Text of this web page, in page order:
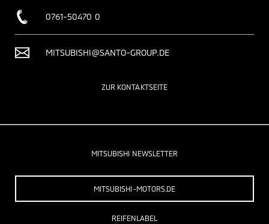
0761-50470 0
MITSUBISHI@SANTO-GROUP.DE
ZUR KONTAKTSEITE
MITSUBISHI NEWSLETTER
MITSUBISHI-MOTORS.DE
REIFENLABEL